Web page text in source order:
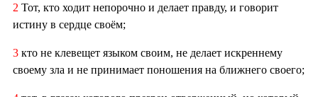
2 Тот, кто ходит непорочно и делает правду, и говорит
истину в сердце своём;
3 кто не клевещет языком своим, не делает искреннему
своему зла и не принимает поношения на ближнего своего;